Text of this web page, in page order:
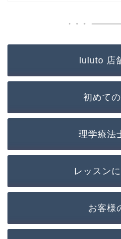
luluto 店
初めて
理学療法
レッスン
お客様